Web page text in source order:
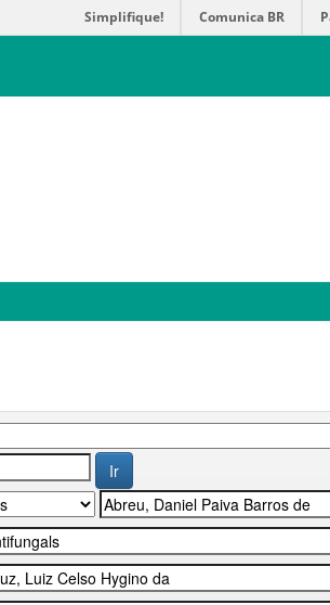
Simplifique! Comunica BR